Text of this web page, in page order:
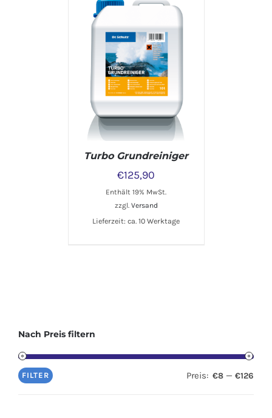
IN DEN WARENKORB
DETAILS
Turbo Grundreiniger
€125,90
Enthält 19% MwSt.
zzgl. Versand
Lieferzeit: ca. 10 Werktage
Nach Preis filtern
FILTER Preis: €8 — €126